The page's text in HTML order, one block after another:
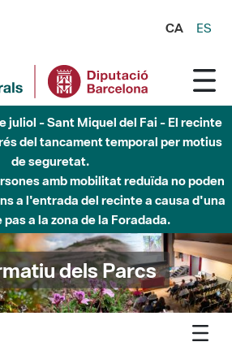
CA ES
de 2026 - Parc Fluvial Besòs -
del Parc Fluvial del Besòs degut a
d'una passera sobre el riu
dels Parcs